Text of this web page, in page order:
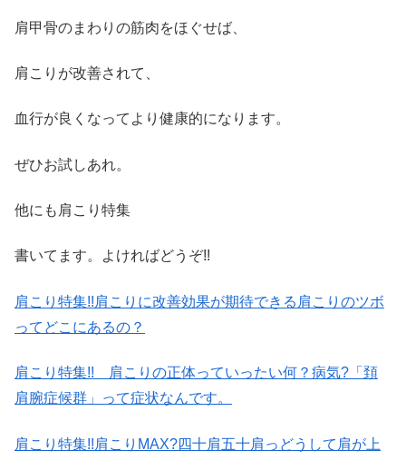
肩甲骨のまわりの筋肉をほぐせば、
肩こりが改善されて、
血行が良くなってより健康的になります。
ぜひお試しあれ。
他にも肩こり特集
書いてます。よければどうぞ!!
肩こり特集!!肩こりに改善効果が期待できる肩こりのツボ
ってどこにあるの？
肩こり特集!! 肩こりの正体っていったい何？病気?「頚
肩腕症候群」って症状なんです。
肩こり特集!!肩こりMAX?四十肩五十肩っどうして肩が上